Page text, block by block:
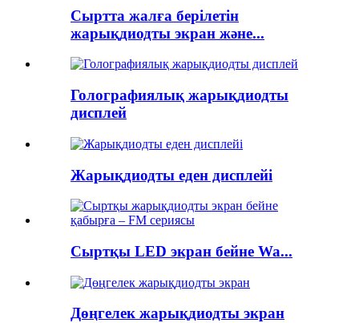
Сыртта жалға берілетін
жарықдиодты экран және...
Голографиялық жарықдиодты
дисплей
Жарықдиодты еден дисплейі
Сыртқы LED экран бейне Wa...
Дөңгелек жарықдиодты экран